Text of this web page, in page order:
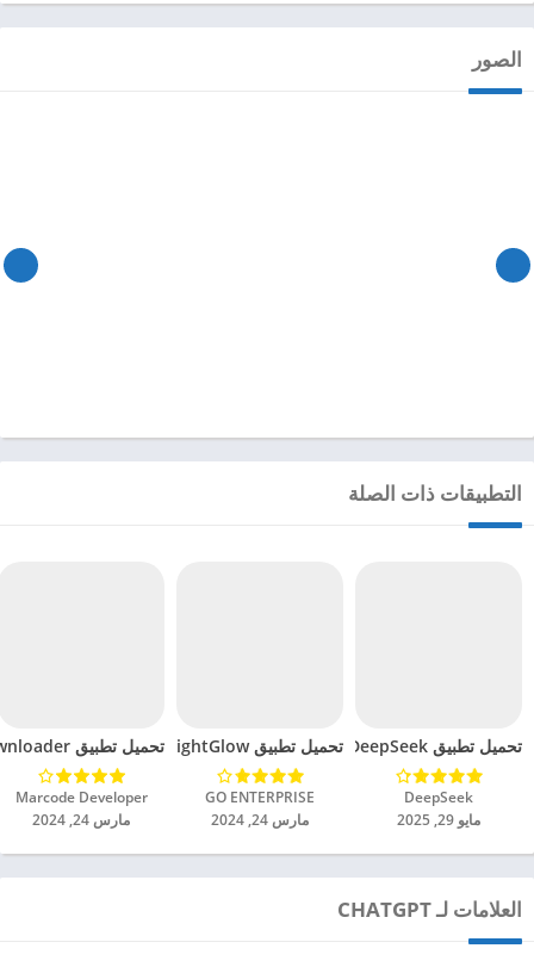
الصور
التطبيقات ذات الصلة
تحميل تطبيق DeepSeek مهكر للاندرويد 2025
DeepSeek‏
مايو 29, 2025
تحميل تطبيق BrightGlow مهكر للاندرويد 2024
GO ENTERPRISE‏
مارس 24, 2024
تحميل تطبيق mp4 video downloader مهكر للاندرويد 2024
Marcode Developer‏
مارس 24, 2024
العلامات لـ CHATGPT